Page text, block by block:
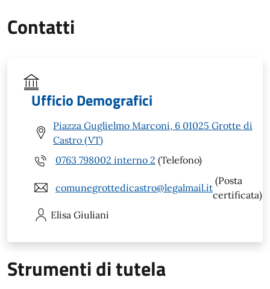
Contatti
Ufficio Demografici
Piazza Guglielmo Marconi, 6 01025 Grotte di
Castro (VT)
0763 798002 interno 2 (Telefono)
comunegrottedicastro@legalmail.it
(Posta
certificata)
Elisa Giuliani
Strumenti di tutela